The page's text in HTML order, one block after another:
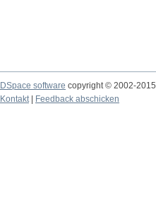
DSpace software copyright © 2002-2015
Kontakt| Feedback abschicken